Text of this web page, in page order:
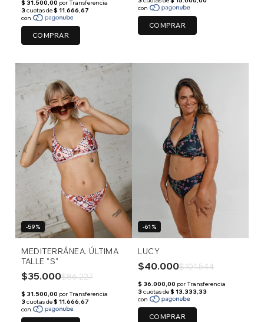
COMPRAR
COMPRAR
-59%
MEDITERRÁNEA. ÚLTIMA
TALLE "S"
$35.000$86.227
-61%
LUCY
$40.000$101.544
COMPRAR